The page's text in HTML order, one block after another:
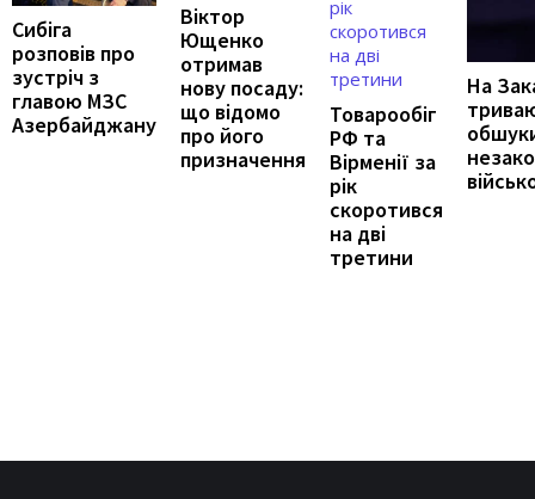
Сибіга
розповів про
зустріч з
главою МЗС
Азербайджану
Віктор
Ющенко
отримав
нову посаду:
що відомо
про його
призначення
Товарообіг
РФ та
Вірменії за
рік
скоротився
на дві
третини
На